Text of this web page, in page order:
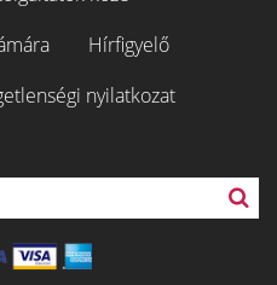
Hírfigyelő
nyilatkozat